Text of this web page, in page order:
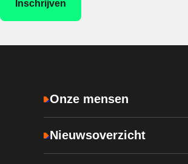
Onze mensen
Nieuwsoverzicht